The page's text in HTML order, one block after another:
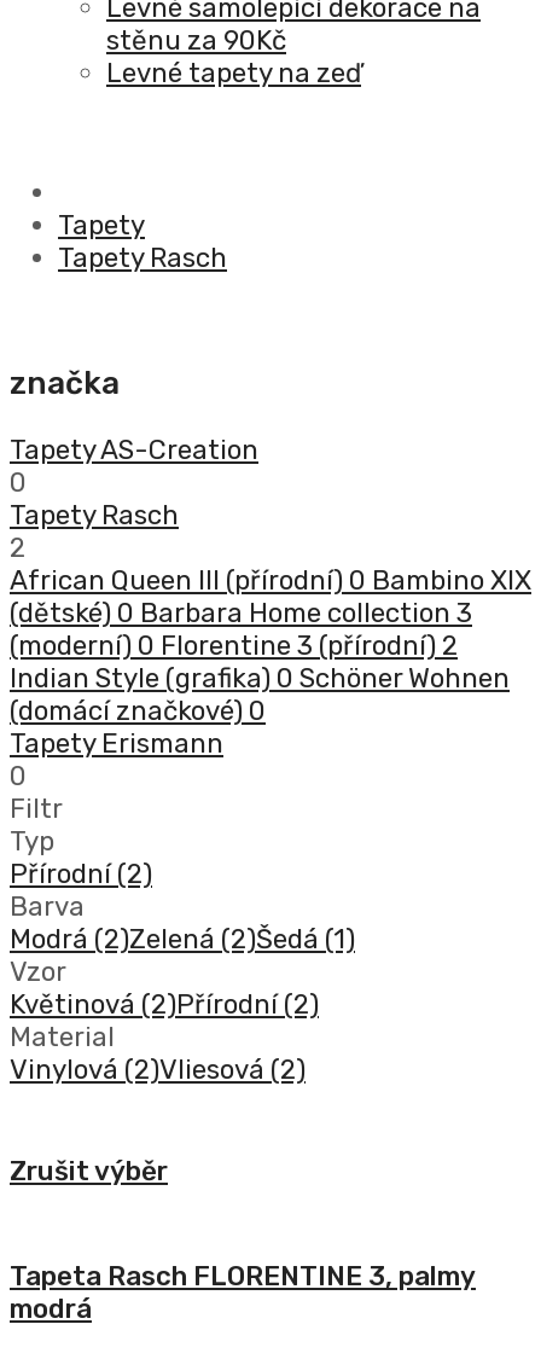
Levné samolepící dekorace na
stěnu za 90Kč
Levné tapety na zeď
Tapety
Tapety Rasch
značka
Tapety AS-Creation
0
Tapety Rasch
2
African Queen III (přírodní) 0 Bambino XIX
(dětské) 0 Barbara Home collection 3
(moderní) 0 Florentine 3 (přírodní) 2
Indian Style (grafika) 0 Schöner Wohnen
(domácí značkové) 0
Tapety Erismann
0
Filtr
Typ
Přírodní(2)
Barva
Modrá (2)Zelená (2)Šedá (1)
Vzor
Květinová (2)Přírodní(2)
Material
Vinylová (2)Vliesová (2)
Zrušit výběr
Tapeta Rasch FLORENTINE 3, palmy
modrá